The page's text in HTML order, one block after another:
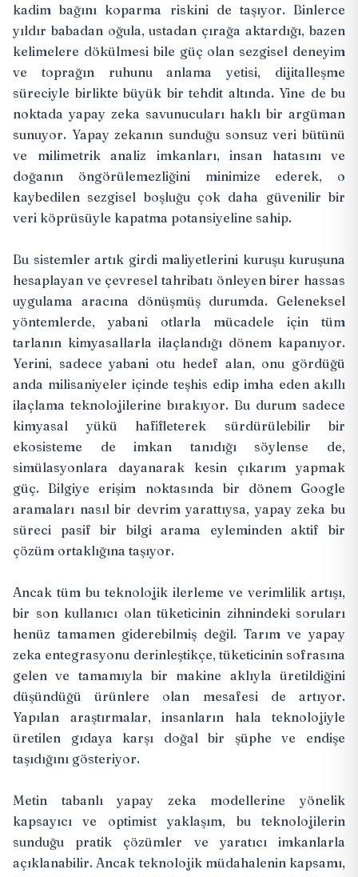
kadim bağını koparma riskini de taşıyor. Binlerce
yıldır babadan oğula, ustadan çırağa aktardığı, bazen
kelimelere dökülmesi bile güç olan sezgisel deneyim
ve toprağın ruhunu anlama yetisi, dijitalleşme
süreciyle birlikte büyük bir tehdit altında. Yine de bu
noktada yapay zeka savunucuları haklı bir argüman
sunuyor. Yapay zekanın sunduğu sonsuz veri bütünü
ve milimetrik analiz imkanları, insan hatasını ve
doğanın öngörülemezliğini minimize ederek, o
kaybedilen sezgisel boşluğu çok daha güvenilir bir
veri köprüsüyle kapatma potansiyeline sahip.
Bu sistemler artık girdi maliyetlerini kuruşu kuruşuna
hesaplayan ve çevresel tahribatı önleyen birer hassas
uygulama aracına dönüşmüş durumda. Geleneksel
yöntemlerde, yabani otlarla mücadele için tüm
tarlanın kimyasallarla ilaçlandığı dönem kapanıyor.
Yerini, sadece yabani otu hedef alan, onu gördüğü
anda milisaniyeler içinde teşhis edip imha eden akıllı
ilaçlama teknolojilerine bırakıyor. Bu durum sadece
kimyasal yükü hafifleterek sürdürülebilir bir
ekosisteme de imkan tanıdığı söylense de,
simülasyonlara dayanarak kesin çıkarım yapmak
güç. Bilgiye erişim noktasında bir dönem Google
aramaları nasıl bir devrim yarattıysa, yapay zeka bu
süreci pasif bir bilgi arama eyleminden aktif bir
çözüm ortaklığına taşıyor.
Ancak tüm bu teknolojik ilerleme ve verimlilik artışı,
bir son kullanıcı olan tüketicinin zihnindeki soruları
henüz tamamen giderebilmiş değil. Tarım ve yapay
zeka entegrasyonu derinleştikçe, tüketicinin sofrasına
gelen ve tamamıyla bir makine aklıyla üretildiğini
düşündüğü ürünlere olan mesafesi de artıyor.
Yapılan araştırmalar, insanların hala teknolojiyle
üretilen gıdaya karşı doğal bir şüphe ve endişe
taşıdığını gösteriyor.
Metin tabanlı yapay zeka modellerine yönelik
kapsayıcı ve optimist yaklaşım, bu teknolojilerin
sunduğu pratik çözümler ve yaratıcı imkanlarla
açıklanabilir. Ancak teknolojik müdahalenin kapsamı,